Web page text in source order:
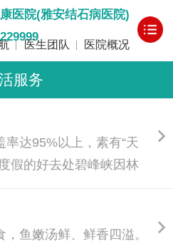
医院(雅安结石病医院)
医生团队 医院概况
服务
达95%以上，素有“天
假的好去处碧峰峡因林
均与女娲有关，颇为
集科研、繁殖、旅游多
鱼嫩汤鲜、鲜香四溢。